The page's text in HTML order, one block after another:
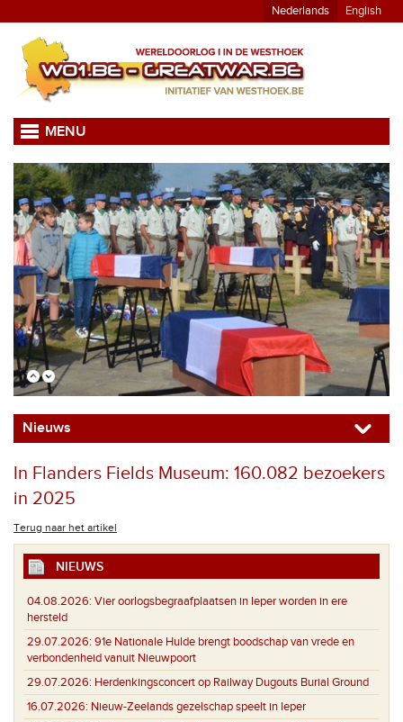
Nederlands English
MENU
Nieuws
In Flanders Fields Museum: 160.082 bezoekers
in 2025
Terug naar het artikel
NIEUWS
04.08.2026: Vier oorlogsbegraafplaatsen in Ieper worden in ere
hersteld
29.07.2026: 91e Nationale Hulde brengt boodschap van vrede en
verbondenheid vanuit Nieuwpoort
29.07.2026: Herdenkingsconcert op Railway Dugouts Burial Ground
16.07.2026: Nieuw-Zeelands gezelschap speelt in Ieper